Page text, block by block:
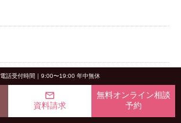
電話受付時間｜9:00〜19:00 年中無休
mail_outline
資料請求
無料オンライン相談
予約